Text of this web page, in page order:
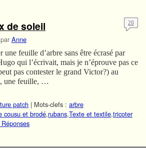
de soleil
par Anne
20
feuille d’arbre sans être écrasé par
qui l’écrivait, mais je n’éprouve pas ce
pas contester le grand Victor?) au
une feuille, …
patch | Mots-clefs : arbre
cousu et brodé,rubans,Texte et textile,tricoter
Réponses